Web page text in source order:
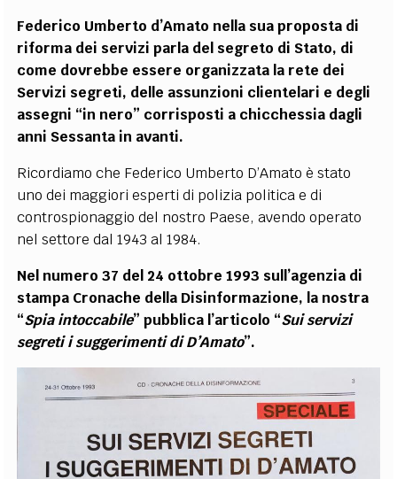
Federico Umberto d’Amato nella sua proposta di
riforma dei servizi parla del segreto di Stato, di
come dovrebbe essere organizzata la rete dei
Servizi segreti, delle assunzioni clientelari e degli
assegni “in nero” corrisposti a chicchessia dagli
anni Sessanta in avanti.
Ricordiamo che Federico Umberto D’Amato è stato
uno dei maggiori esperti di polizia politica e di
controspionaggio del nostro Paese, avendo operato
nel settore dal 1943 al 1984.
Nel numero 37 del 24 ottobre 1993 sull’agenzia di
stampa Cronache della Disinformazione, la nostra
“Spia intoccabile” pubblica l’articolo “Sui servizi
segreti i suggerimenti di D’Amato”.